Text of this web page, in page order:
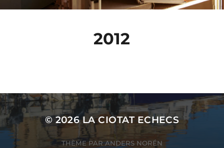
2012
© 2026LA CIOTAT ECHECS
THÈME PARANDERS NORÉN